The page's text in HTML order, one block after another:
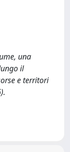
una
il
e territori